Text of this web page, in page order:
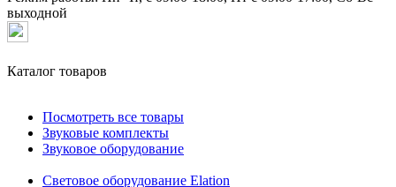
выходной
Каталог товаров
Посмотреть все товары
Звуковые комплекты
Звуковое оборудование
Световое оборудование Elation